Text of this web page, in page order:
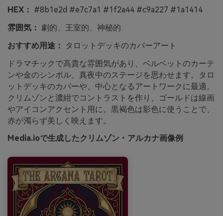
HEX： #8b1e2d #e7c7a1 #1f2a44 #c9a227 #1a1414
雰囲気： 劇的、王室的、神秘的
おすすめ用途：
タロットデッキのカバーアート
ドラマチックで高貴な雰囲気があり、ベルベットのカーテ
ンや金のシンボル、真夜中のステージを思わせます。タロ
ットデッキのカバーや、中心となるアートワークに最適。
クリムゾンと濃紺でコントラストを作り、ゴールドは線画
やアイコンアクセント用に。黒褐色は影色に使うことで、
赤が濁らず美しく映えます。
Media.ioで生成したクリムゾン・アルカナ画像例